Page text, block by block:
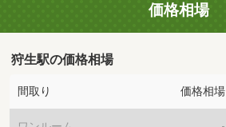
価格相場
狩生駅の価格相場
間取り 価格相場